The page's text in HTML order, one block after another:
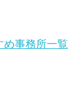
め事務所一覧